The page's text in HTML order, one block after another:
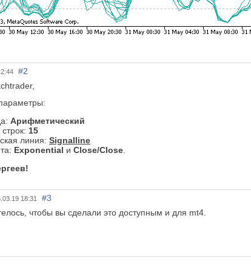
#2
Арифметический
15
линия: Signalline
Exponential и Close/Close
18:31
#3
чтобы вы сделали это доступным и для mt4.